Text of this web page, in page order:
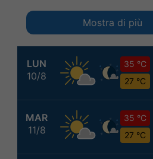
LUN
10/8
35 °C
27 °C
MAR
11/8
35 °C
27 °C
Mostra di più